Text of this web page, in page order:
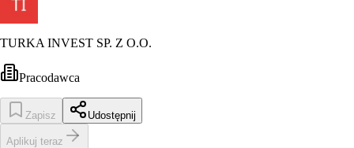
TURKA INVEST SP. Z O.O.
Pracodawca
Zapisz Udostępnij
Aplikuj teraz